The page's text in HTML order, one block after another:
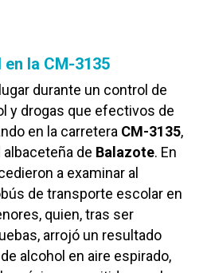
la CM-3135
durante un control de
y drogas que efectivos de
en la carretera CM-3135,
de Balazote. En
a examinar al
de transporte escolar en
quien, tras ser
arrojó un resultado
alcohol en aire espirado,